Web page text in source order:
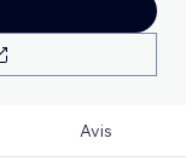
Avis